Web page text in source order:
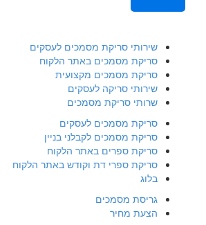
שירותי סריקת מסמכים לעסקים
סריקת מסמכים באתר הלקוח
סריקת מסמכים מקצועית
שירותי סריקה לעסקים
שרותי סריקת מסמכים
סריקת מסמכים לעסקים
סריקת מסמכים לקבלני בניין
סריקת ספרים באתר הלקוח
סריקת ספרי דת וקודש באתר הלקוח
בלוג
גריסת מסמכים
הצעת מחיר